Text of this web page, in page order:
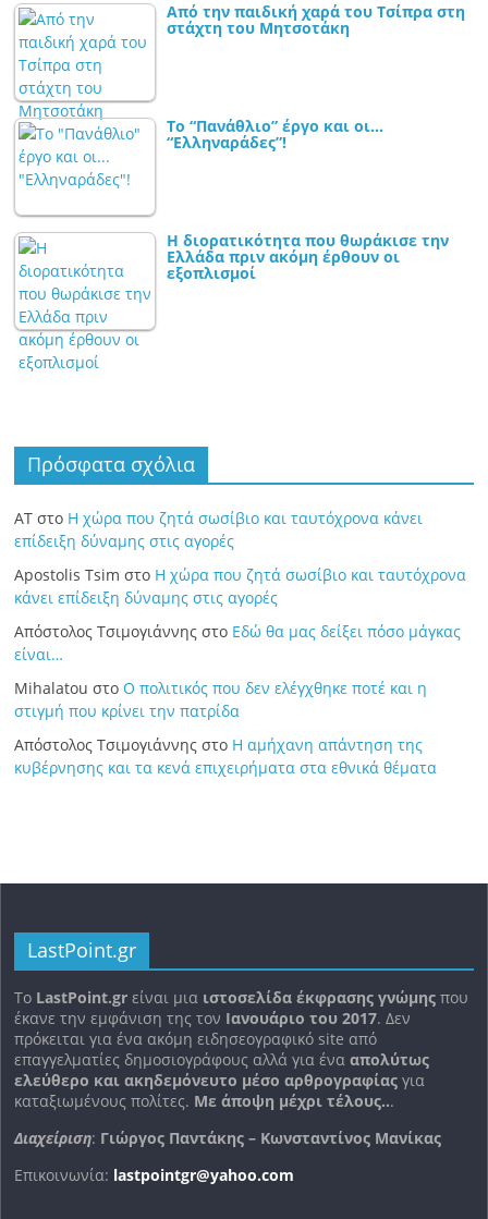
Από την παιδική χαρά του Τσίπρα στη
στάχτη του Μητσοτάκη
Το “Πανάθλιο” έργο και οι…
“Ελληναράδες”!
Η διορατικότητα που θωράκισε την
Ελλάδα πριν ακόμη έρθουν οι
εξοπλισμοί
Πρόσφατα σχόλια
ΑΤ στο Η χώρα που ζητά σωσίβιο και ταυτόχρονα κάνει
επίδειξη δύναμης στις αγορές
Apostolis Tsim στο Η χώρα που ζητά σωσίβιο και ταυτόχρονα
κάνει επίδειξη δύναμης στις αγορές
Απόστολος Τσιμογιάννης στο Εδώ θα μας δείξει πόσο μάγκας
είναι…
Mihalatou στοΟ πολιτικός που δεν ελέγχθηκε ποτέ και η
στιγμή που κρίνει την πατρίδα
Απόστολος Τσιμογιάννης στο Η αμήχανη απάντηση της
κυβέρνησης και τα κενά επιχειρήματα στα εθνικά θέματα
LastPoint.gr
To LastPoint.gr είναι μια ιστοσελίδα έκφρασης γνώμης που
έκανε την εμφάνιση της τον Ιανουάριο του 2017. Δεν
πρόκειται για ένα ακόμη ειδησεογραφικό site από
επαγγελματίες δημοσιογράφους αλλά για ένααπολύτως
ελεύθερο και ακηδεμόνευτο μέσο αρθρογραφίας για
καταξιωμένους πολίτες. Με άποψη μέχρι τέλους...
Διαχείριση: Γιώργος Παντάκης – Κωνσταντίνος Μανίκας
Επικοινωνία: lastpointgr@yahoo.com